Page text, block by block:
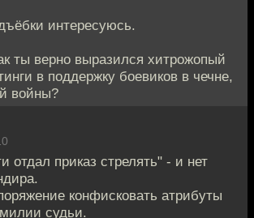
интересуюсь.
ты верно выразился хитрожопый
в поддержку боевиков в чечне,
войны?
отдал приказ стрелять" - и нет
конфисковать атрибуты
судьи.